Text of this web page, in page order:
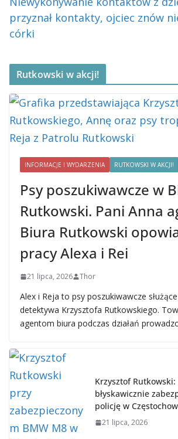
przyznał kontakty, ojciec znów
córki
Rutkowski w akcji!
INFORMACJE I WYDARZENIA RUTKOWSKI W AKCJI!
Psy poszukiwawcze w
Rutkowski. Pani Anna
Biura Rutkowski
pracy Alexa i Rei
21 lipca, 2026 Thor
Alex i Reja to psy poszukiwawcze
detektywa Krzysztofa Rutkowskiego.
agentom biura podczas działań
Krzysztof Rutkowski:
błyskawicznie
policję w
21 lipca, 2026